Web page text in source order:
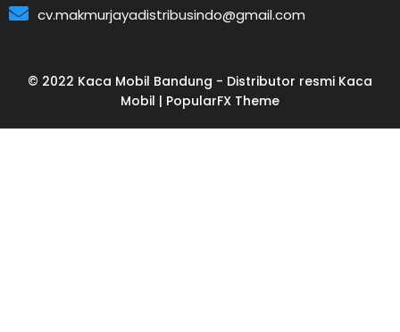
cv.makmurjayadistribusindo@gmail.com
© 2022 Kaca Mobil Bandung - Distributor resmi Kaca
Mobil | PopularFX Theme